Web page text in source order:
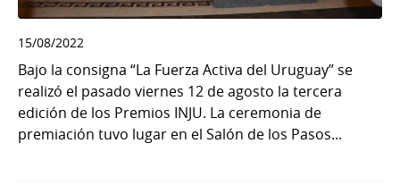
15/08/2022
Bajo la consigna “La Fuerza Activa del Uruguay” se
realizó el pasado viernes 12 de agosto la tercera
edición de los Premios INJU. La ceremonia de
premiación tuvo lugar en el Salón de los Pasos...